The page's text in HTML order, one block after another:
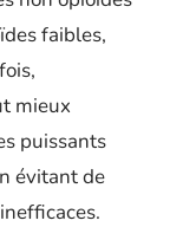
faibles,
mieux
puissants
évitant de